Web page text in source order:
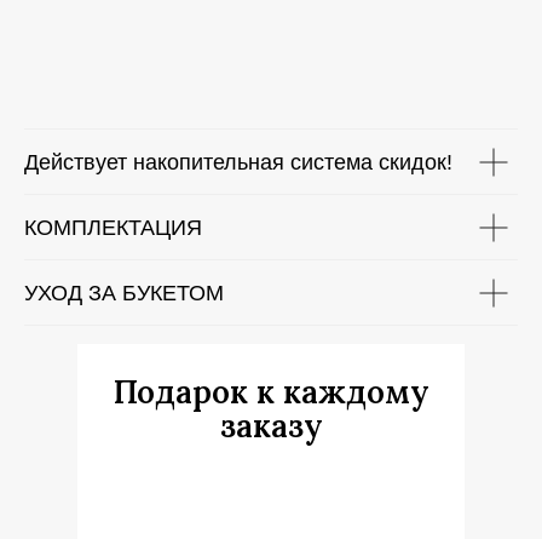
Действует накопительная система скидок!
КОМПЛЕКТАЦИЯ
УХОД ЗА БУКЕТОМ
Подарок к каждому
заказу